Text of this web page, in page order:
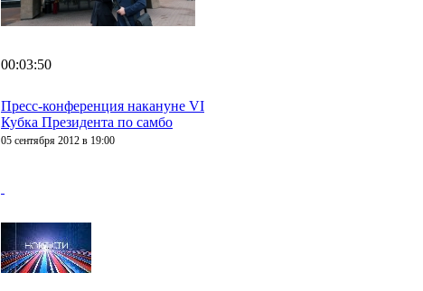
00:03:50
Пресс-конференция накануне VI
Кубка Президента по самбо
05 сентября 2012 в 19:00